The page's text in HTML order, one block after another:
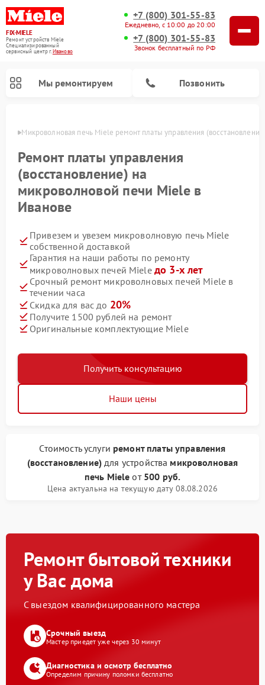
FIX-MIELE
Ремонт устройств Miele
Специализированный
cервисный центр г.Иваново
+7 (800) 301-55-83
Ежедневно, с 10:00 до 20:00
+7 (800) 301-55-83
Звонок бесплатный по РФ
Мы ремонтируем Позвонить
Микроволновая печь Miele ремонт платы управления
Ремонт платы управления
(восстановление) на
микроволновой печи Miele в
Иванове
Привезем и увезем микроволновую печь Miele
собственной доставкой
Гарантия на наши работы по ремонту
микроволновых печей Miele до 3-х лет
Срочный ремонт микроволновых печей Miele в
течении часа
Скидка для вас до 20%
Получите 1500 рублей на ремонт
Оригинальные комплектующие Miele
Получить консультацию
Наши цены
Стоимость услуги ремонт платы управления
(восстановление) для устройства микроволновая
печь Miele от 500 руб.
Цена актуальна на текущую дату 08.08.2026
Ремонт бытовой техники
у Вас дома
С выездом квалифицированного мастера
Срочный выезд
Мастер приедет уже через 30 минут
Диагностика и осмотр бесплатно
Определим причину поломки бесплатно